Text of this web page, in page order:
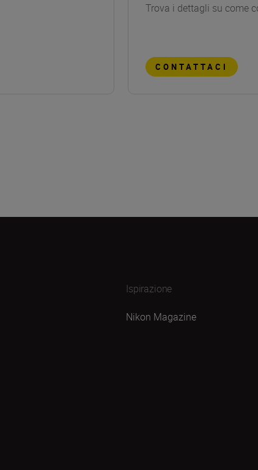
Trova i dettagli su come
CONTATTACI
Ispirazione
Nikon Magazine